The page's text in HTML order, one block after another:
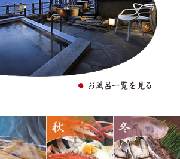
お風呂一覧を見る